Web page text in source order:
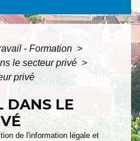
- Formation >
le secteur privé >
privé
DANS LE
de l'information légale et